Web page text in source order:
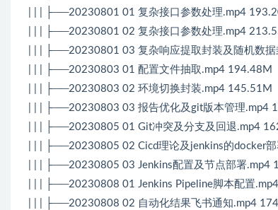
| | | ├──20230801 01 复杂接口参数处理.mp4
| | | ├──20230801 02 复杂接口参数处理.mp4
| | | ├──20230801 03 复杂响应提取封装及随机数
| | | ├──20230803 01 配置文件抽取.mp4 194.48M
| | | ├──20230803 02 环境切换封装.mp4 145.51M
| | | ├──20230803 03 报告优化及git版本管理.mp4
| | | ├──20230805 01 Git冲突及分支及回退.mp4
| | | ├──20230805 02 Cicd理论及jenkins的docker
| | | ├──20230805 03 Jenkins配置及节点部署.mp4
| | | ├──20230808 01 Jenkins Pipeline脚本配置
| | | ├──20230808 02 自动化结果飞书通知.mp4